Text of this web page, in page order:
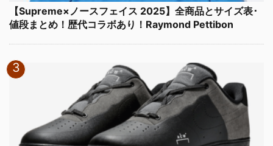
【Supreme×ノースフェイス 2025】全商品とサイズ表･
値段まとめ！歴代コラボあり！Raymond Pettibon